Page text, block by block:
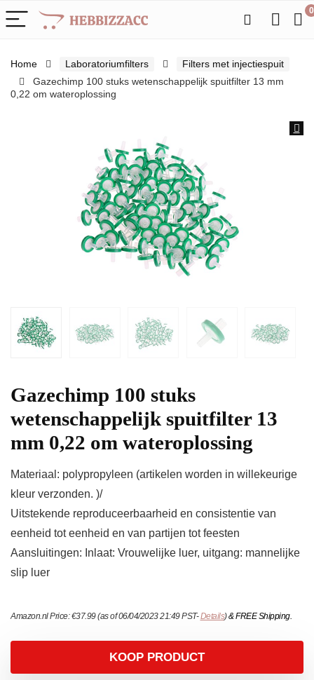
0
Home Laboratoriumfilters
Filters met injectiespuit
Gazechimp 100 stuks wetenschappelijk spuitfilter 13 mm
0,22 om wateroplossing
Gazechimp 100 stuks
wetenschappelijk spuitfilter 13
mm 0,22 om wateroplossing
Materiaal: polypropyleen (artikelen worden in willekeurige
kleur verzonden. )/
Uitstekende reproduceerbaarheid en consistentie van
eenheid tot eenheid en van partijen tot feesten
Aansluitingen: Inlaat: Vrouwelijke luer, uitgang: mannelijke
slip luer
Amazon.nl Price:€37.99(as of 06/04/2023 21:49 PST-Details)&FREE Shipping.
KOOP PRODUCT